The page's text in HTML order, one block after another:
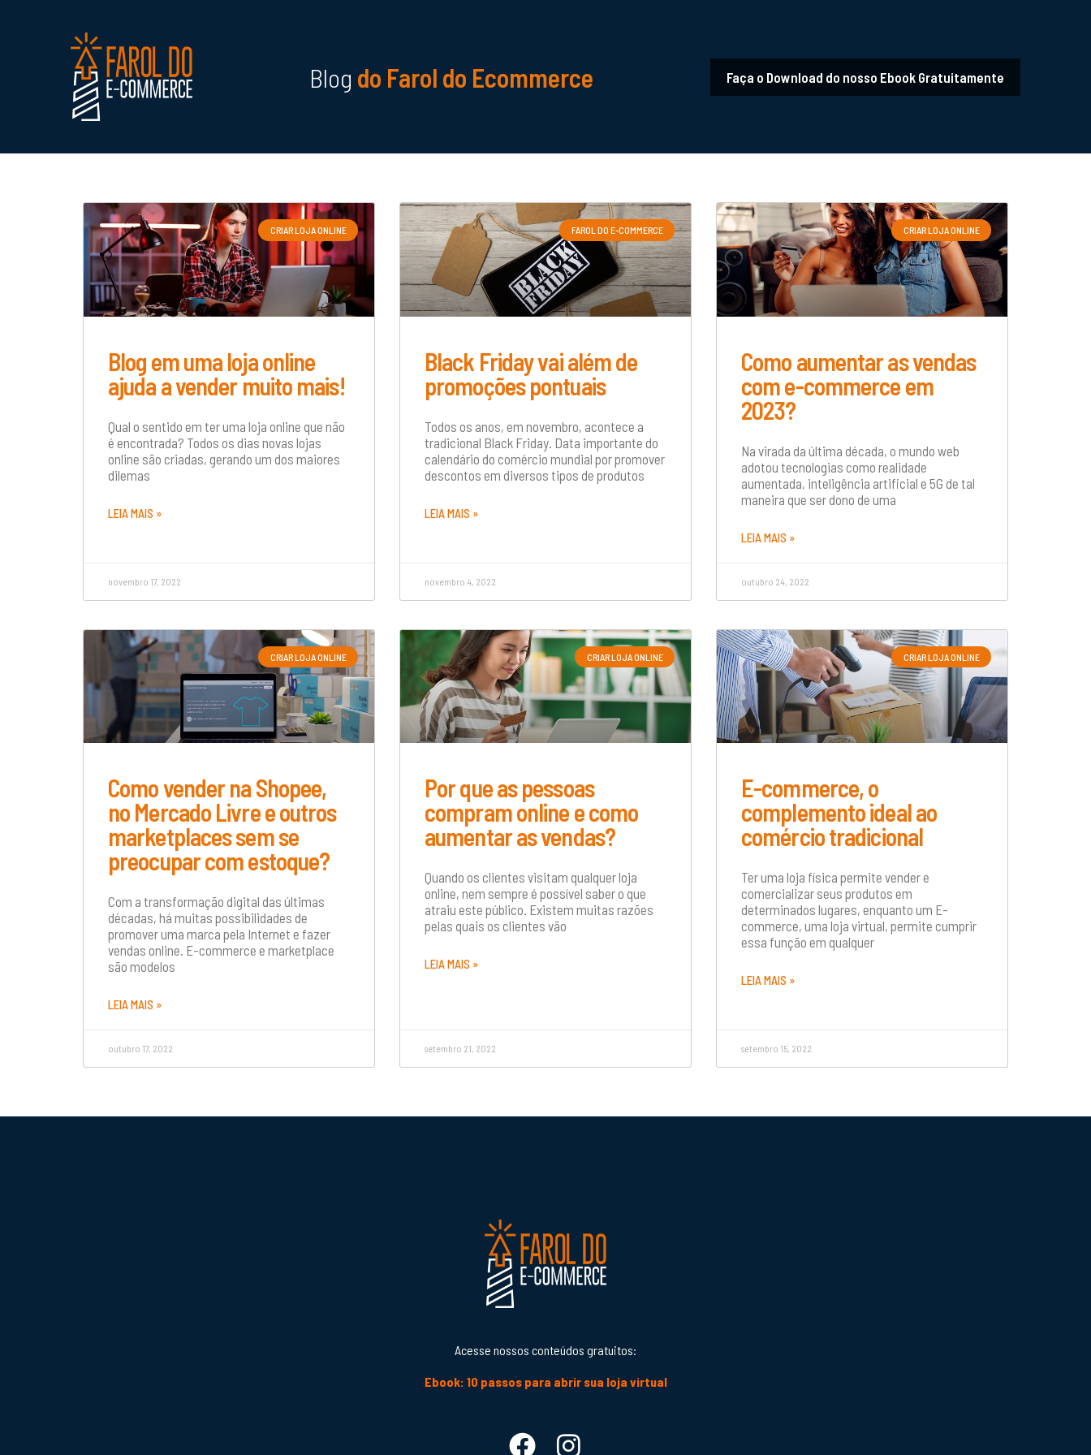
Blog do Farol do Ecommerce Faça o Download do nosso Ebook Gratuitamente
CRIAR LOJA ONLINE
Blog em uma loja online
ajuda a vender muito mais!
Qual o sentido em ter uma loja online que não
é encontrada? Todos os dias novas lojas
online são criadas, gerando um dos maiores
dilemas
LEIA MAIS »
novembro 17, 2022
FAROL DO E-COMMERCE
Black Friday vai além de
promoções pontuais
Todos os anos, em novembro, acontece a
tradicional Black Friday. Data importante do
calendário do comércio mundial por promover
descontos em diversos tipos de produtos
LEIA MAIS »
novembro 4, 2022
CRIAR LOJA ONLINE
Como aumentar as vendas
com e-commerce em
2023?
Na virada da última década, o mundo web
adotou tecnologias como realidade
aumentada, inteligência artificial e 5G de tal
maneira que ser dono de uma
LEIA MAIS »
outubro 24, 2022
CRIAR LOJA ONLINE
Como vender na Shopee,
no Mercado Livre e outros
marketplaces sem se
preocupar com estoque?
Com a transformação digital das últimas
décadas, há muitas possibilidades de
promover uma marca pela Internet e fazer
vendas online. E-commerce e marketplace
são modelos
LEIA MAIS »
outubro 17, 2022
CRIAR LOJA ONLINE
Por que as pessoas
compram online e como
aumentar as vendas?
Quando os clientes visitam qualquer loja
online, nem sempre é possível saber o que
atraiu este público. Existem muitas razões
pelas quais os clientes vão
LEIA MAIS »
setembro 21, 2022
CRIAR LOJA ONLINE
E-commerce, o
complemento ideal ao
comércio tradicional
Ter uma loja física permite vender e
comercializar seus produtos em
determinados lugares, enquanto um E-
commerce, uma loja virtual, permite cumprir
essa função em qualquer
LEIA MAIS »
setembro 15, 2022
Acesse nossos conteúdos gratuitos:
Ebook: 10 passos para abrir sua loja virtual